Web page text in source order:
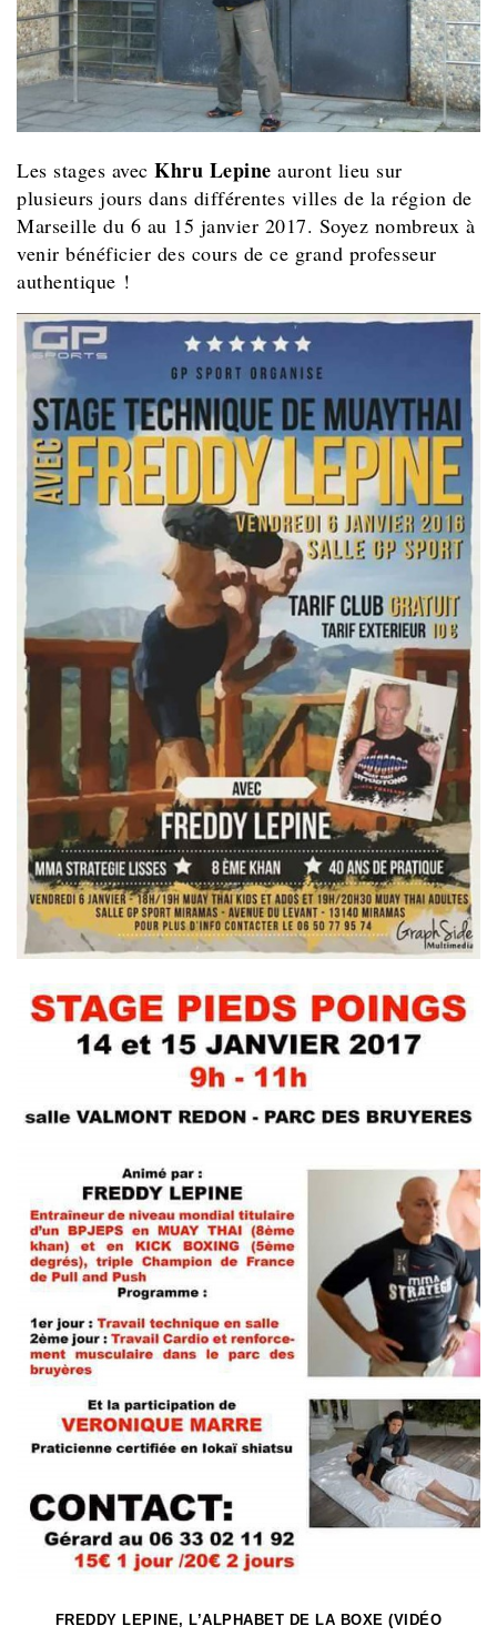
Les stages avec Khru Lepine auront lieu sur
plusieurs jours dans différentes villes de la région de
Marseille du 6 au 15 janvier 2017. Soyez nombreux à
venir bénéficier des cours de ce grand professeur
authentique !
FREDDY LEPINE, L’ALPHABET DE LA BOXE (VIDÉO